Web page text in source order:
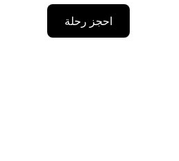
احجز رحلة